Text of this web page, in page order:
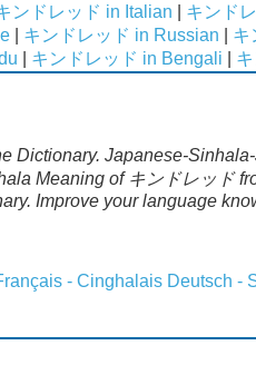
ンドレッド in Italian キンド
キンドレッド in Russian キ
キンドレッド in Bengali
Dictionary. Japanese-
Meaning of キンドレッド
Improve your language
- Cinghalais Deutsch -